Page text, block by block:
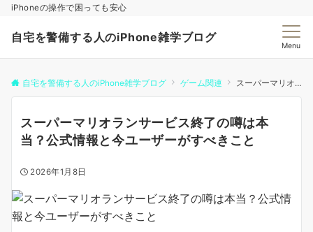
iPhoneの操作で困っても安心
自宅を警備する人のiPhone雑学ブログ
Menu
自宅を警備する人のiPhone雑学ブログ ゲーム関連 スーパーマリオランサービス終了の噂は本当？公式情報と今ユーザーがすべきこと
スーパーマリオランサービス終了の噂は本
当？公式情報と今ユーザーがすべきこと
2026年1月8日